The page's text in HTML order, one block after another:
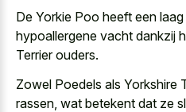
De Yorkie Poo heeft een
hypoallergene vacht dankzij
Terrier ouders.
Zowel Poedels als Yorkshire
rassen, wat betekent dat ze